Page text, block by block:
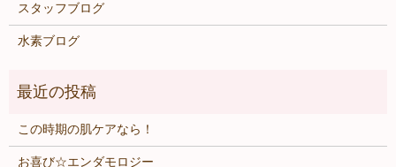
スタッフブログ
水素ブログ
この時期の肌ケアなら！
お喜び☆エンダモロジー